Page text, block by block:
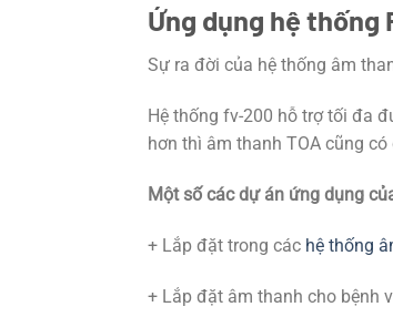
Ứng dụng hệ thống
Sự ra đời của hệ thống âm
Hệ thống fv-200 hỗ trợ tối đa
hơn thì âm thanh TOA cũng
Một số các dự án ứng dụng
+ Lắp đặt trong các hệ thống
+ Lắp đặt âm thanh cho bệnh